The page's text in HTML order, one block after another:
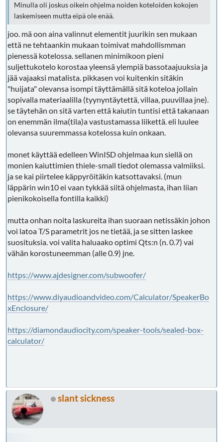
Minulla oli joskus oikein ohjelma noiden koteloiden kokojen
laskemiseen mutta eipä ole enää.
joo. mä oon aina valinnut elementit juurikin sen mukaan
että ne tehtaankin mukaan toimivat mahdollismman
pienessä kotelossa. sellanen minimikoon pieni
suljettukotelo korostaa yleensä ylempiä bassotaajuuksia ja
jää vajaaksi matalista. pikkasen voi kuitenkin sitäkin
"huijata" olevansa isompi täyttämällä sitä koteloa jollain
sopivalla materiaalilla (tyynyntäytettä, villaa, puuvillaa jne).
se täytehän on sitä varten että kaiutin tuntisi että takanaan
on enemmän ilma(tila)a vastustamassa liikettä. eli luulee
olevansa suuremmassa kotelossa kuin onkaan.
monet käyttää edelleen WinISD ohjelmaa kun siellä on
monien kaiuttimien thiele-small tiedot olemassa valmiiksi.
ja se kai piirtelee käppyröitäkin katsottavaksi. (mun
läppärin win10 ei vaan tykkää siitä ohjelmasta, ihan liian
pienikokoisella fontilla kaikki)
mutta onhan noita laskureita ihan suoraan netissäkin johon
voi latoa T/S parametrit jos ne tietää, ja se sitten laskee
suosituksia. voi valita haluaako optimi Qts:n (n. 0.7) vai
vähän korostuneemman (alle 0.9) jne.
https://www.ajdesigner.com/subwoofer/
https://www.diyaudioandvideo.com/Calculator/SpeakerBo
xEnclosure/
https://diamondaudiocity.com/speaker-tools/sealed-box-
calculator/
slant sickness